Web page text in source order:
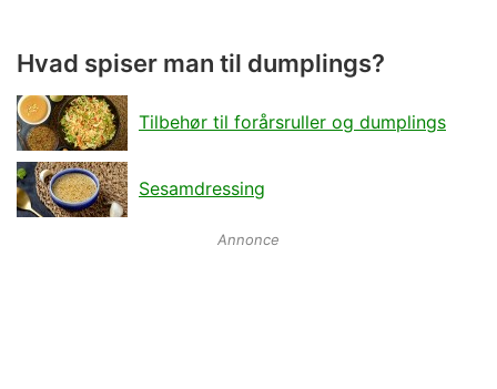
Hvad spiser man til dumplings?
Tilbehør til forårsruller og dumplings
Sesamdressing
Annonce